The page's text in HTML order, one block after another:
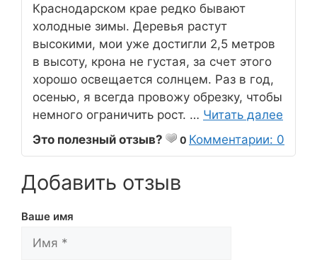
Краснодарском крае редко бывают
холодные зимы. Деревья растут
высокими, мои уже достигли 2,5 метров
в высоту, крона не густая, за счет этого
хорошо освещается солнцем. Раз в год,
осенью, я всегда провожу обрезку, чтобы
немного ограничить рост. … Читать далее
Это полезный отзыв?
0 Комментарии: 0
Добавить отзыв
Ваше имя